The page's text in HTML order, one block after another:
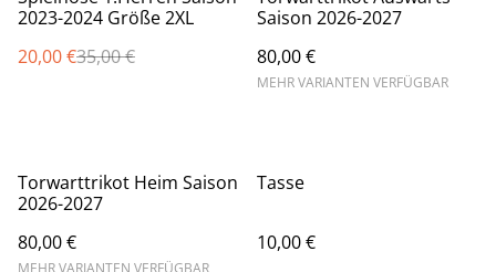
2023-2024 Größe 2XL
20,00 €35,00 €
Saison 2026-2027
80,00 €
MEHR VARIANTEN VERFÜGBAR
Torwarttrikot Heim Saison
2026-2027
80,00 €
MEHR VARIANTEN VERFÜGBAR
Tasse
10,00 €